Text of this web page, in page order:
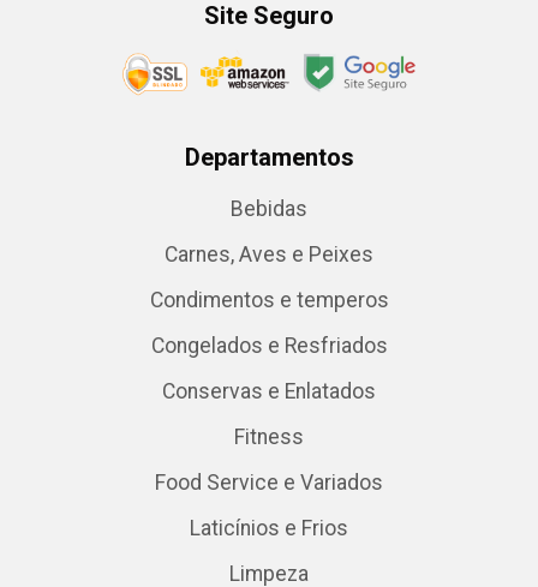
Site Seguro
Departamentos
Bebidas
Carnes, Aves e Peixes
Condimentos e temperos
Congelados e Resfriados
Conservas e Enlatados
Fitness
Food Service e Variados
Laticínios e Frios
Limpeza